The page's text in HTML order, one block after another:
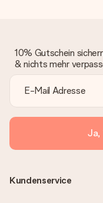
10% Gutschein
& nichts mehr
Ja,
Kundenservice